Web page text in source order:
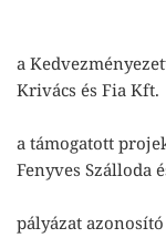
a
Krivács és Fia Kft.
a támogatott
Fenyves Szálloda
pályázat azonosító